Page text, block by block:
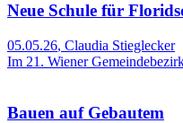
Neue Schule für
05.05.26, Claudia Stieglecker
Im 21. Wiener
Bauen auf Gebautem